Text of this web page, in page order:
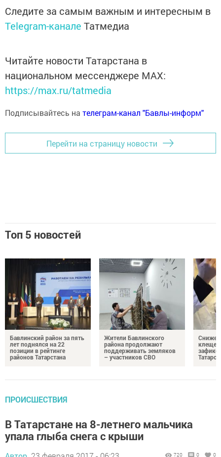
Следите за самым важным и интересным в
Telegram-канале Татмедиа
Читайте новости Татарстана в
национальном мессенджере MАХ:
https://max.ru/tatmedia
Подписывайтесь на телеграм-канал "Бавлы-информ"
Перейти на страницу новости
Топ 5 новостей
Бавлинский район за пять
лет поднялся на 22
позиции в рейтинге
районов Татарстана
Жители Бавлинского
района продолжают
поддерживать земляков
– участников СВО
клещей
ПРОИСШЕСТВИЯ
В Татарстане на 8-летнего мальчика
упала глыба снега с крыши
720 0 0